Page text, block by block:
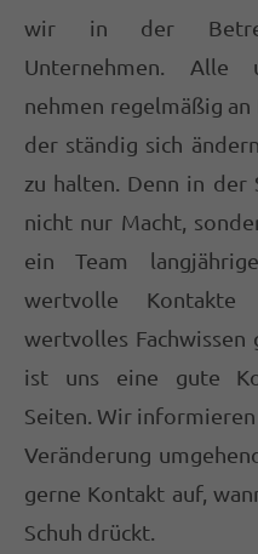
Termine außerhalb
Vereinbarung
Hurtig
Bahnhofstraße 29
02522 8324-0
info@stb-hurtig.de
ABOUT US
Lorem ipsum dolor
adipiscing elit.
Aenean commodo
massa. Cum sociis
wir in der
Unternehmen. Alle
nehmen regelmäßig
der ständig sich
zu halten. Denn in der
nicht nur Macht,
ein Team
wertvolle
wertvolles Fachwissen
ist uns eine gute
Seiten. Wir informieren
Veränderung
gerne Kontakt auf,
Schuh drückt.